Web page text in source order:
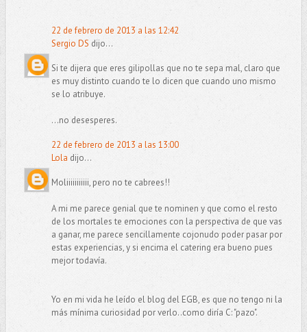
22 de febrero de 2013 a las 12:42
Sergio DS dijo...
Si te dijera que eres gilipollas que no te sepa mal, claro que
es muy distinto cuando te lo dicen que cuando uno mismo
se lo atribuye.
...no desesperes.
22 de febrero de 2013 a las 13:00
Lola dijo...
Moliiiiiiiiiii, pero no te cabrees!!
A mi me parece genial que te nominen y que como el resto
de los mortales te emociones con la perspectiva de que vas
a ganar, me parece sencillamente cojonudo poder pasar por
estas experiencias, y si encima el catering era bueno pues
mejor todavía.
Yo en mi vida he leído el blog del EGB, es que no tengo ni la
más mínima curiosidad por verlo..como diría C: "pazo".